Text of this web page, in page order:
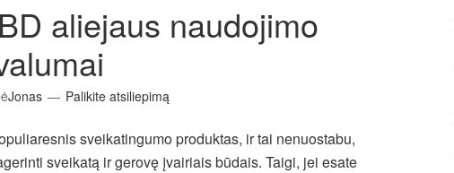
aliejaus naudojimo
Jonas Palikite atsiliepimą
sveikatingumo produktas, ir tai nenuostabu,
sveikatą ir gerovę įvairiais būdais. Taigi, jei esate